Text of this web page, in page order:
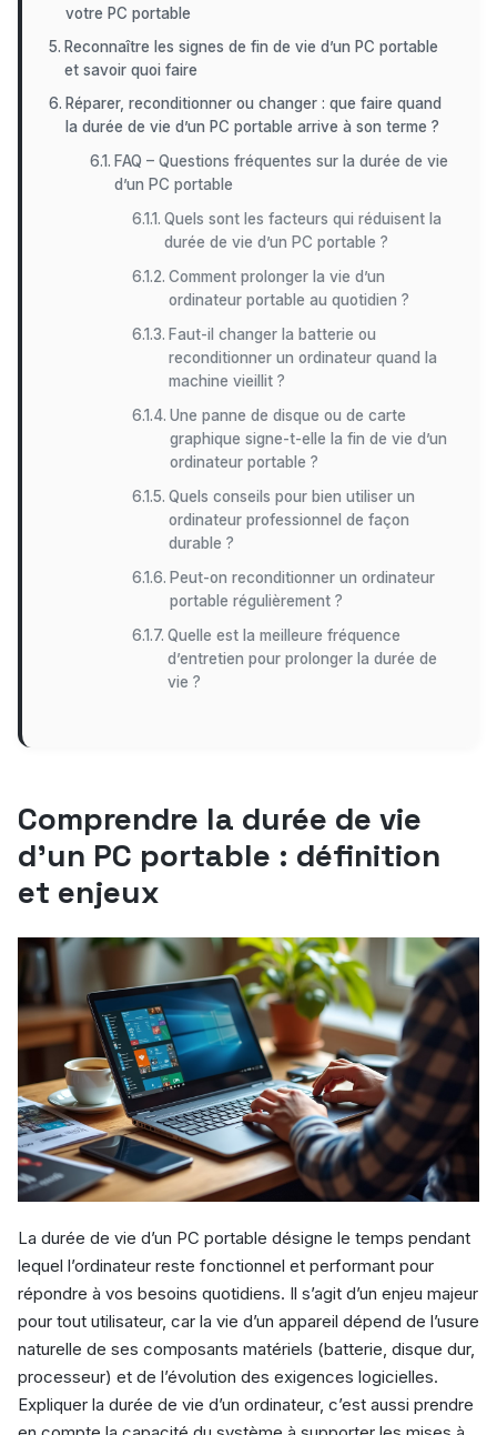
votre PC portable
Reconnaître les signes de fin de vie d’un PC portable
et savoir quoi faire
Réparer, reconditionner ou changer : que faire quand
la durée de vie d’un PC portable arrive à son terme ?
FAQ – Questions fréquentes sur la durée de vie
d’un PC portable
Quels sont les facteurs qui réduisent la
durée de vie d’un PC portable ?
Comment prolonger la vie d’un
ordinateur portable au quotidien ?
Faut-il changer la batterie ou
reconditionner un ordinateur quand la
machine vieillit ?
Une panne de disque ou de carte
graphique signe-t-elle la fin de vie d’un
ordinateur portable ?
Quels conseils pour bien utiliser un
ordinateur professionnel de façon
durable ?
Peut-on reconditionner un ordinateur
portable régulièrement ?
Quelle est la meilleure fréquence
d’entretien pour prolonger la durée de
vie ?
Comprendre la durée de vie
d’un PC portable : définition
et enjeux
La durée de vie d’un PC portable désigne le temps pendant
lequel l’ordinateur reste fonctionnel et performant pour
répondre à vos besoins quotidiens. Il s’agit d’un enjeu majeur
pour tout utilisateur, car la vie d’un appareil dépend de l’usure
naturelle de ses composants matériels (batterie, disque dur,
processeur) et de l’évolution des exigences logicielles.
Expliquer la durée de vie d’un ordinateur, c’est aussi prendre